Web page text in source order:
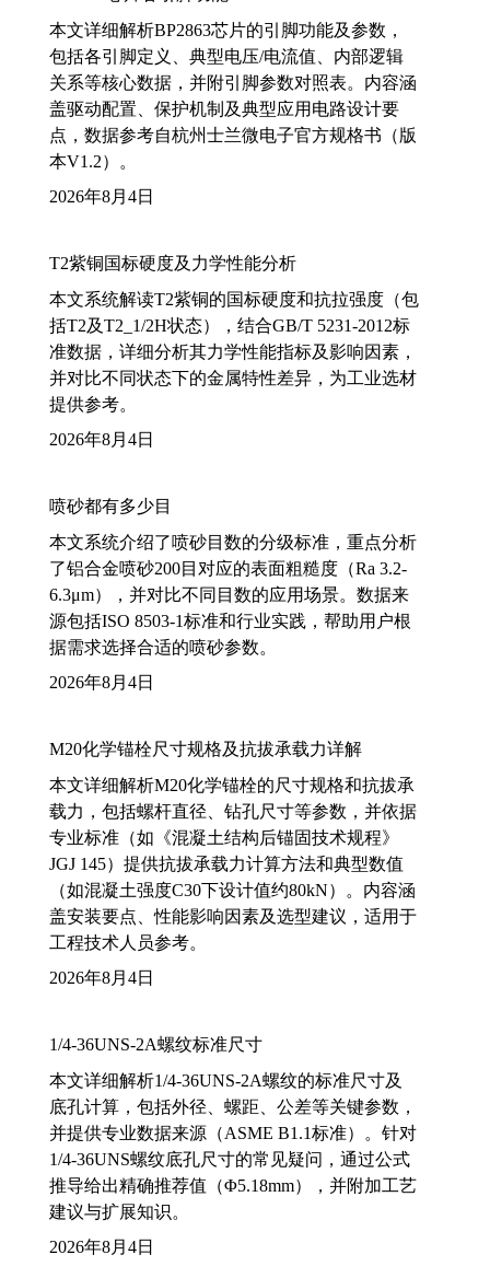
本文详细解析BP2863芯片的引脚功能及参数，
包括各引脚定义、典型电压/电流值、内部逻辑
关系等核心数据，并附引脚参数对照表。内容涵
盖驱动配置、保护机制及典型应用电路设计要
点，数据参考自杭州士兰微电子官方规格书（版
本V1.2）。
2026年8月4日
T2紫铜国标硬度及力学性能分析
本文系统解读T2紫铜的国标硬度和抗拉强度（包
括T2及T2_1/2H状态），结合GB/T 5231-2012标
准数据，详细分析其力学性能指标及影响因素，
并对比不同状态下的金属特性差异，为工业选材
提供参考。
2026年8月4日
喷砂都有多少目
本文系统介绍了喷砂目数的分级标准，重点分析
了铝合金喷砂200目对应的表面粗糙度（Ra 3.2-
6.3μm），并对比不同目数的应用场景。数据来
源包括ISO 8503-1标准和行业实践，帮助用户根
据需求选择合适的喷砂参数。
2026年8月4日
M20化学锚栓尺寸规格及抗拔承载力详解
本文详细解析M20化学锚栓的尺寸规格和抗拔承
载力，包括螺杆直径、钻孔尺寸等参数，并依据
专业标准（如《混凝土结构后锚固技术规程》
JGJ 145）提供抗拔承载力计算方法和典型数值
（如混凝土强度C30下设计值约80kN）。内容涵
盖安装要点、性能影响因素及选型建议，适用于
工程技术人员参考。
2026年8月4日
1/4-36UNS-2A螺纹标准尺寸
本文详细解析1/4-36UNS-2A螺纹的标准尺寸及
底孔计算，包括外径、螺距、公差等关键参数，
并提供专业数据来源（ASME B1.1标准）。针对
1/4-36UNS螺纹底孔尺寸的常见疑问，通过公式
推导给出精确推荐值（Φ5.18mm），并附加工艺
建议与扩展知识。
2026年8月4日